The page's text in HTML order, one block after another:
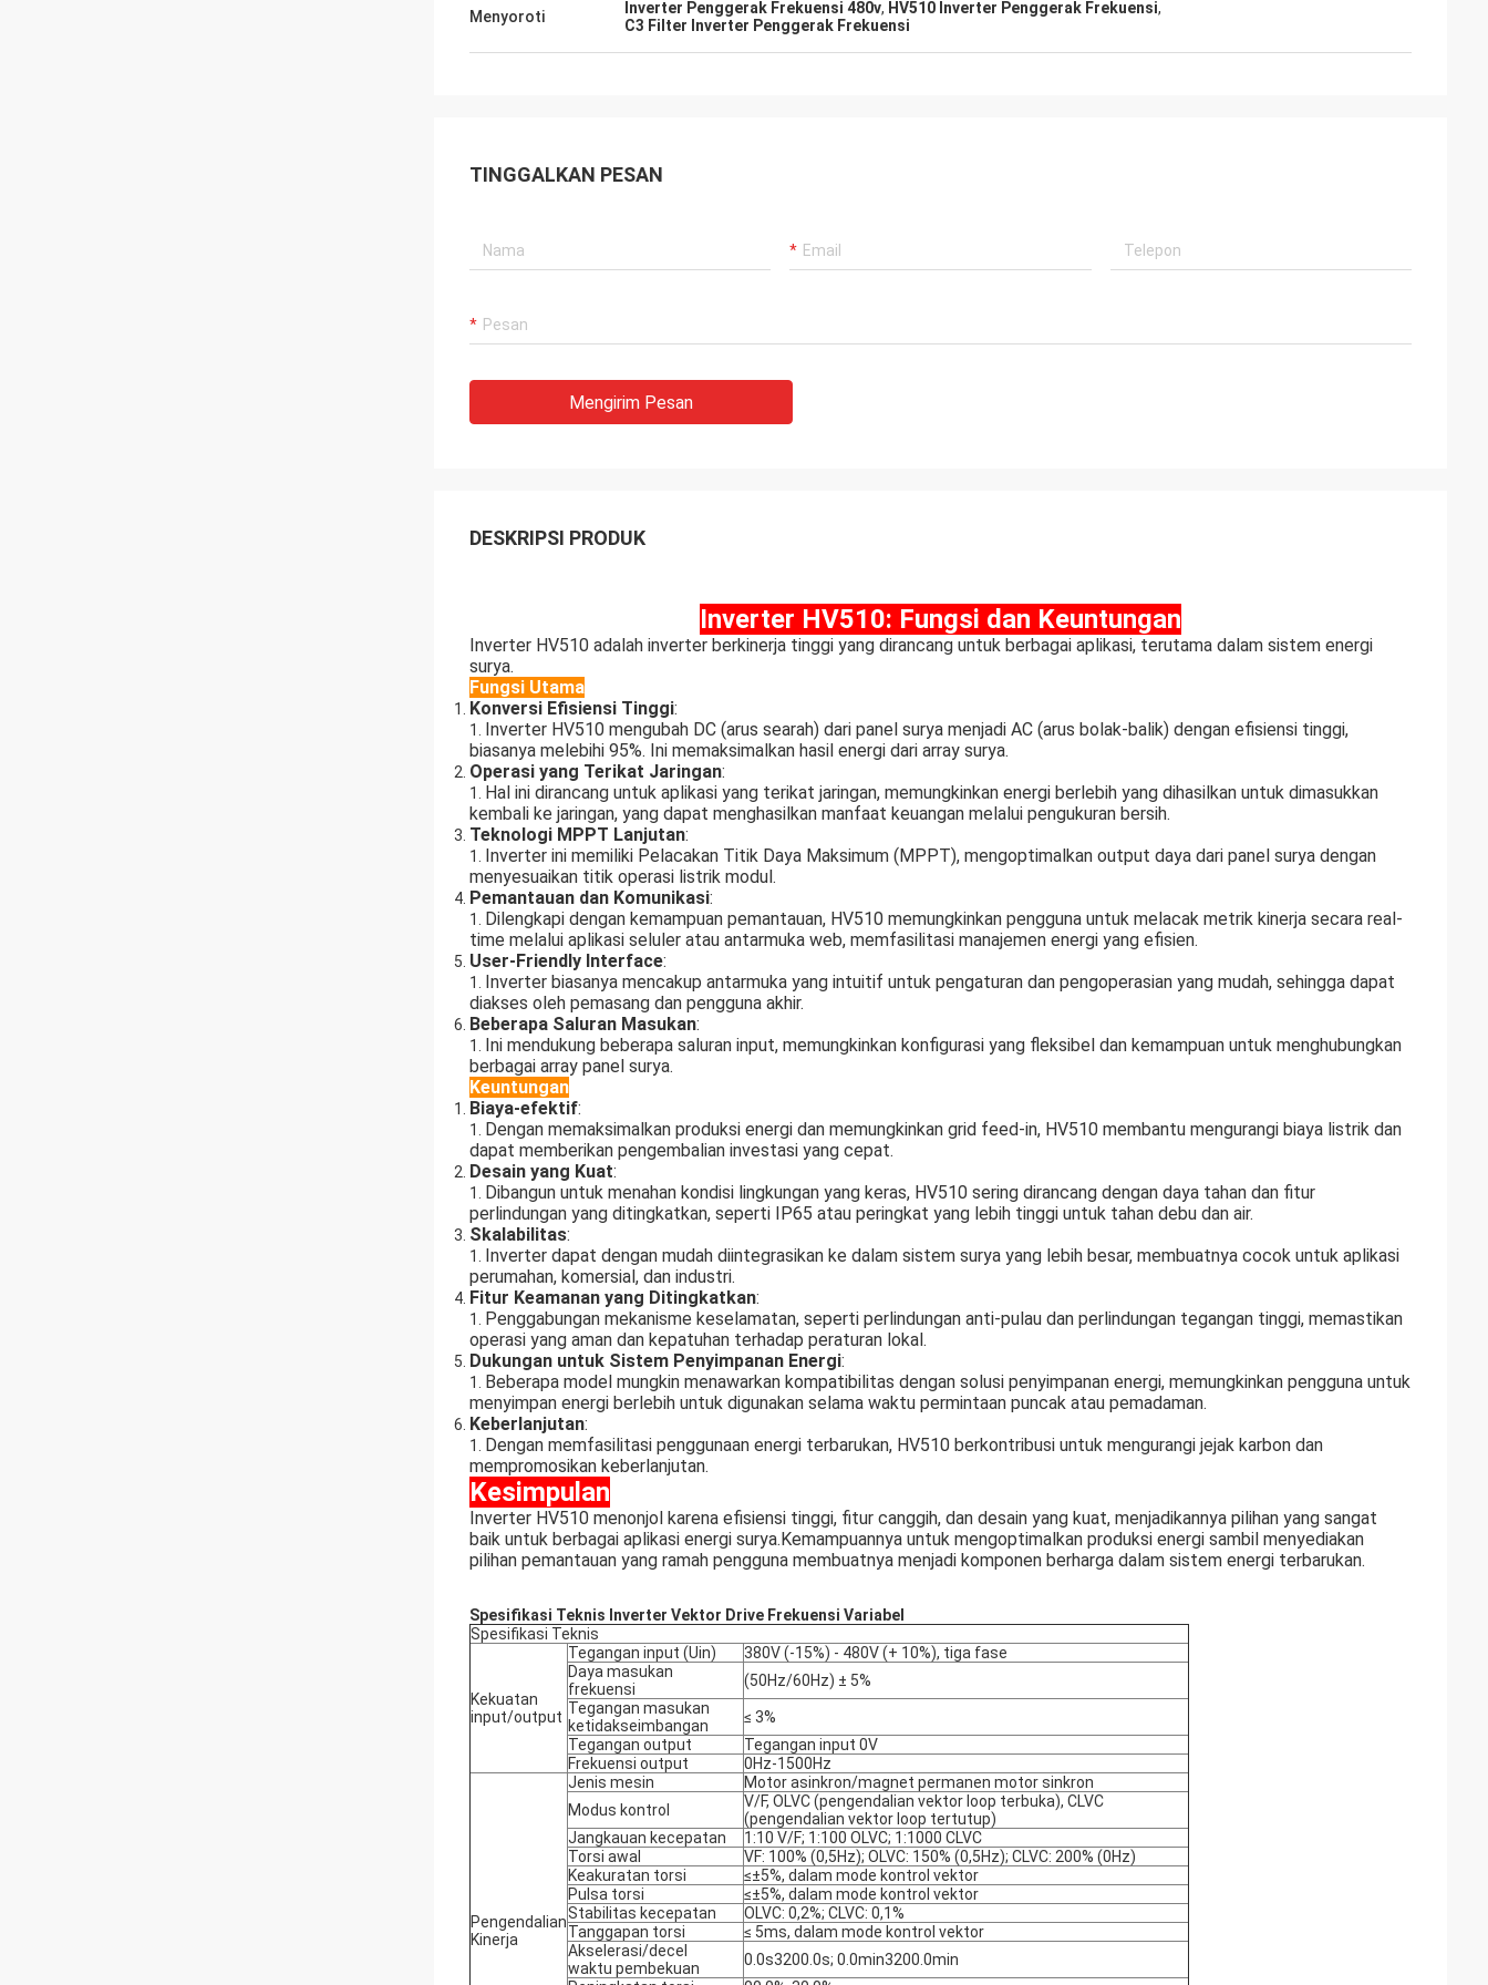
Menyoroti Inverter Penggerak Frekuensi 480v, HV510 Inverter Penggerak Frekuensi,
C3 Filter Inverter Penggerak Frekuensi
TINGGALKAN PESAN
Mengirim Pesan
DESKRIPSI PRODUK
Inverter HV510: Fungsi dan Keuntungan
Inverter HV510 adalah inverter berkinerja tinggi yang dirancang untuk berbagai aplikasi, terutama dalam sistem energi
surya.
Fungsi Utama
Konversi Efisiensi Tinggi:
Inverter HV510 mengubah DC (arus searah) dari panel surya menjadi AC (arus bolak-balik) dengan efisiensi tinggi,
biasanya melebihi 95%. Ini memaksimalkan hasil energi dari array surya.
Operasi yang Terikat Jaringan:
Hal ini dirancang untuk aplikasi yang terikat jaringan, memungkinkan energi berlebih yang dihasilkan untuk dimasukkan
kembali ke jaringan, yang dapat menghasilkan manfaat keuangan melalui pengukuran bersih.
Teknologi MPPT Lanjutan:
Inverter ini memiliki Pelacakan Titik Daya Maksimum (MPPT), mengoptimalkan output daya dari panel surya dengan
menyesuaikan titik operasi listrik modul.
Pemantauan dan Komunikasi:
Dilengkapi dengan kemampuan pemantauan, HV510 memungkinkan pengguna untuk melacak metrik kinerja secara real-
time melalui aplikasi seluler atau antarmuka web, memfasilitasi manajemen energi yang efisien.
User-Friendly Interface:
Inverter biasanya mencakup antarmuka yang intuitif untuk pengaturan dan pengoperasian yang mudah, sehingga dapat
diakses oleh pemasang dan pengguna akhir.
Beberapa Saluran Masukan:
Ini mendukung beberapa saluran input, memungkinkan konfigurasi yang fleksibel dan kemampuan untuk menghubungkan
berbagai array panel surya.
Keuntungan
Biaya-efektif:
Dengan memaksimalkan produksi energi dan memungkinkan grid feed-in, HV510 membantu mengurangi biaya listrik dan
dapat memberikan pengembalian investasi yang cepat.
Desain yang Kuat:
Dibangun untuk menahan kondisi lingkungan yang keras, HV510 sering dirancang dengan daya tahan dan fitur
perlindungan yang ditingkatkan, seperti IP65 atau peringkat yang lebih tinggi untuk tahan debu dan air.
Skalabilitas:
Inverter dapat dengan mudah diintegrasikan ke dalam sistem surya yang lebih besar, membuatnya cocok untuk aplikasi
perumahan, komersial, dan industri.
Fitur Keamanan yang Ditingkatkan:
Penggabungan mekanisme keselamatan, seperti perlindungan anti-pulau dan perlindungan tegangan tinggi, memastikan
operasi yang aman dan kepatuhan terhadap peraturan lokal.
Dukungan untuk Sistem Penyimpanan Energi:
Beberapa model mungkin menawarkan kompatibilitas dengan solusi penyimpanan energi, memungkinkan pengguna untuk
menyimpan energi berlebih untuk digunakan selama waktu permintaan puncak atau pemadaman.
Keberlanjutan:
Dengan memfasilitasi penggunaan energi terbarukan, HV510 berkontribusi untuk mengurangi jejak karbon dan
mempromosikan keberlanjutan.
Kesimpulan
Inverter HV510 menonjol karena efisiensi tinggi, fitur canggih, dan desain yang kuat, menjadikannya pilihan yang sangat
baik untuk berbagai aplikasi energi surya.Kemampuannya untuk mengoptimalkan produksi energi sambil menyediakan
pilihan pemantauan yang ramah pengguna membuatnya menjadi komponen berharga dalam sistem energi terbarukan.
Spesifikasi Teknis Inverter Vektor Drive Frekuensi Variabel
Spesifikasi Teknis
Kekuatan
input/output
Tegangan input (Uin)
380V (-15%) - 480V (+ 10%), tiga fase
Daya masukan
frekuensi
(50Hz/60Hz) ± 5%
Tegangan masukan
ketidakseimbangan
≤ 3%
Tegangan output
Tegangan input 0V
Frekuensi output
0Hz-1500Hz
Pengendalian
Kinerja
Jenis mesin
Motor asinkron/magnet permanen motor sinkron
Modus kontrol
V/F, OLVC (pengendalian vektor loop terbuka), CLVC
(pengendalian vektor loop tertutup)
Jangkauan kecepatan
1:10 V/F; 1:100 OLVC; 1:1000 CLVC
Torsi awal
VF: 100% (0,5Hz); OLVC: 150% (0,5Hz); CLVC: 200% (0Hz)
Keakuratan torsi
≤±5%, dalam mode kontrol vektor
Pulsa torsi
≤±5%, dalam mode kontrol vektor
Stabilitas kecepatan
OLVC: 0,2%; CLVC: 0,1%
Tanggapan torsi
≤ 5ms, dalam mode kontrol vektor
Akselerasi/decel
waktu pembekuan
0.0s3200.0s; 0.0min3200.0min